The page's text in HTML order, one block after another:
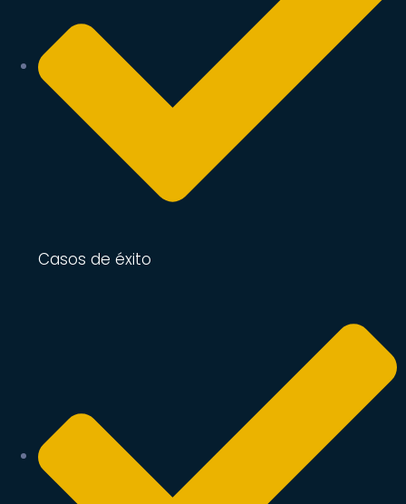
Casos de éxito